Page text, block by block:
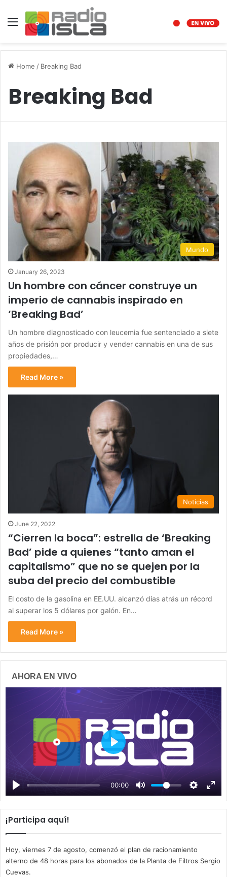
Menu
Home / Breaking Bad
Breaking Bad
Mundo
January 26, 2023
Un hombre con cáncer construye un
imperio de cannabis inspirado en
‘Breaking Bad’
Un hombre diagnosticado con leucemia fue sentenciado a siete
años de prisión por producir y vender cannabis en una de sus
propiedades,…
Read More »
Noticias
June 22, 2022
“Cierren la boca”: estrella de ‘Breaking
Bad’ pide a quienes “tanto aman el
capitalismo” que no se quejen por la
suba del precio del combustible
El costo de la gasolina en EE.UU. alcanzó días atrás un récord
al superar los 5 dólares por galón. En…
Read More »
AHORA EN VIVO
00:00
P
y
¡Participa aquí!
Hoy, viernes 7 de agosto, comenzó el plan de racionamiento
alterno de 48 horas para los abonados de la Planta de Filtros Sergio
Cuevas.